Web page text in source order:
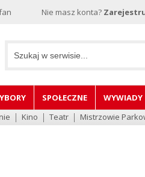
Nie masz konta?
SPOŁECZNE WYWIADY
Kino Teatr Mistrzowie